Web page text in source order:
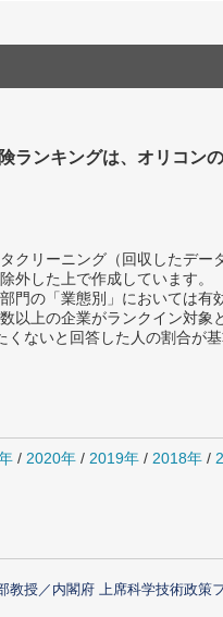
ランキングは、オリコン
リーニング（回収したデー
した上で作成しています。
門の「業態別」においては
以上の企業がランクイン対象
ないと回答した人の割合が
/ 2020年 / 2019年 / 2018年 /
教授／内閣府 上席科学技術政策